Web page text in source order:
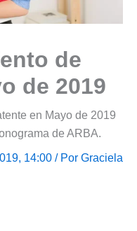
de
de 2019
en Mayo de 2019
de ARBA.
14:00 / Por Graciela